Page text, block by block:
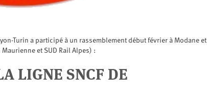
Turin a participé à un rassemblement début février à Modane et
et SUD Rail Alpes) :
LIGNE SNCF DE